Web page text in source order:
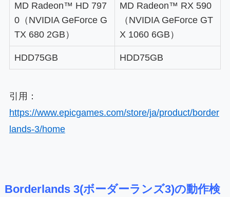
MD Radeon™ HD 797
0（NVIDIA GeForce G
TX 680 2GB）
MD Radeon™ RX 590
（NVIDIA GeForce GT
X 1060 6GB）
HDD75GB HDD75GB
引用：
https://www.epicgames.com/store/ja/product/border
lands-3/home
Borderlands 3(ボーダーランズ3)の動作検